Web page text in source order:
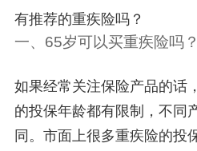
有推荐的重疾险吗？
一、65岁可以买重疾险吗？
如果经常关注保险产品的话
的投保年龄都有限制，不同
同。市面上很多重疾险的投